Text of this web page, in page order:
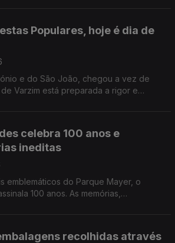
Populares, hoje é dia de
e do São João, chegou a vez de
Varzim está preparada a rigor e
celebra 100 anos e
ineditas
emblemáticos do Parque Mayer, o
100 anos. As memórias,
recolhidas através